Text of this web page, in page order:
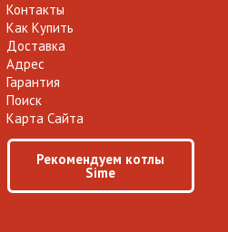
Контакты
Как Купить
Доставка
Адрес
Гарантия
Поиск
Карта Сайта
Рекомендуем котлы
Sime